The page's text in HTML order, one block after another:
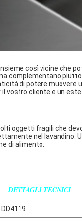
così vicine che
complementano
di potere
vostro cliente e un
oggetti fragili che
nel lavandino.
di alimento.
DETTAGLI TECNICI
DD4119